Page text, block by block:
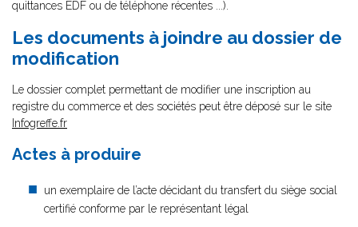
quittances EDF ou de téléphone récentes ...).
Les documents à joindre au dossier de
modification
Le dossier complet permettant de modifier une inscription au
registre du commerce et des sociétés peut être déposé sur le site
Infogreffe.fr
Actes à produire
un exemplaire de l’acte décidant du transfert du siège social
certifié conforme par le représentant légal